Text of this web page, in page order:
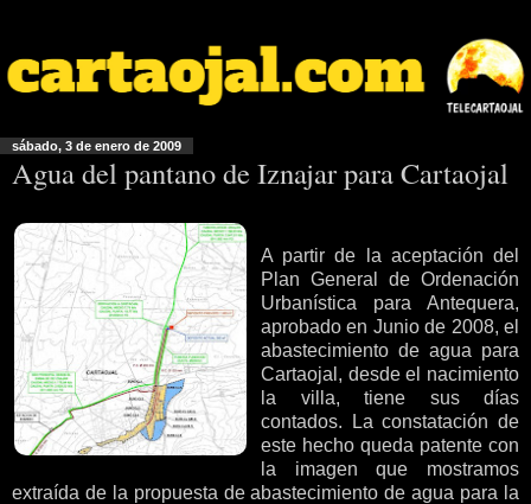
sábado, 3 de enero de 2009
Agua del pantano de Iznajar para Cartaojal
A partir de la aceptación del
Plan General de Ordenación
Urbanística para Antequera,
aprobado en Junio de 2008, el
abastecimiento de agua para
Cartaojal, desde el nacimiento
la villa, tiene sus días
contados. La constatación de
este hecho queda patente con
la imagen que mostramos
extraída de la propuesta de abastecimiento de agua para la